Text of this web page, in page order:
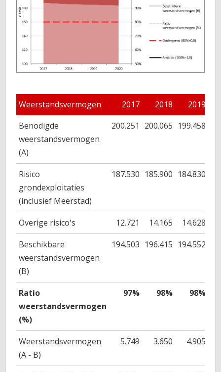
Weerstandsvermogen 2017 2018
2019
Benodigde
weerstandsvermogen
(A)
200.251 200.065 199.458
Risico
grondexploitaties
(inclusief Meerstad)
187.530 185.900 184.830
Overige risico's 12.721 14.165 14.628
Beschikbare
weerstandsvermogen
(B)
194.503 196.415 194.552
Ratio
weerstandsvermogen
(%)
97% 98% 98%
Weerstandsvermogen
(A - B)
5.749 3.650 4.905